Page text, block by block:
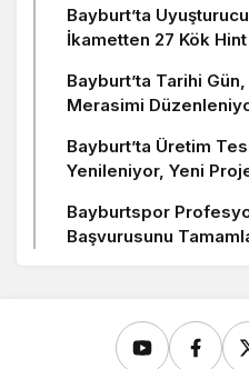
Bayburt’ta
İkametten 27 Kök Hint
Bayburt’ta Tarihi
Merasimi
Bayburt’ta Üretim
Yenileniyor, Yeni
Bayburtspor
Başvurusunu